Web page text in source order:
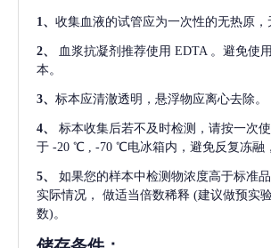
1、 收集血液的试管应为一次性的无热原，
2、 血浆抗凝剂推荐使用 EDTA 。避免使
本。
3、 标本应清澈透明，悬浮物应离心去除。
4、
标本收集后若不及时检测，请按一次
于 -20 ℃ , -70 ℃电冰箱内，避免反复冻融
5、
如果您的样本中检测物浓度高于标准
实际情况，
做适当倍数稀释 (建议做预实
数)。